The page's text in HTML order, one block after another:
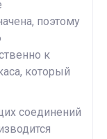
поэтому
к
который
соединений